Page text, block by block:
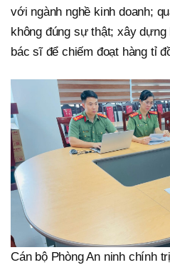
với ngành nghề kinh doanh;
không đúng sự thật; xây
bác sĩ để chiếm đoạt hàng tỉ
Cán bộ Phòng An ninh chính